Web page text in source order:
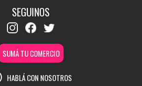
SEGUINOS
SUMÁ TU COMERCIO
HABLÁ CON NOSOTROS